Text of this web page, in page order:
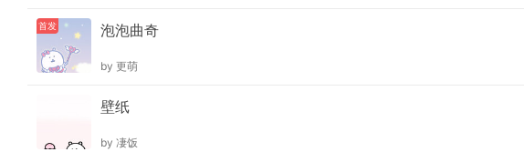
首发 泡泡曲奇
by 更萌
壁纸
by 凄饭